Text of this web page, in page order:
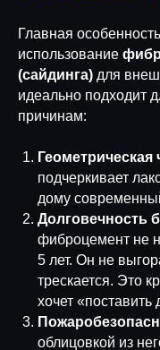
Главная
использование
(сайдинга) для
идеально подходит
причинам:
Геометрическая
подчеркивает
дому
Долговечность
фиброцемент не
5 лет. Он не
трескается. Это
хочет
облицовкой из